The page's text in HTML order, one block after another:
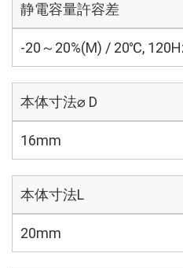
静電容量許容差
-20～20%(M) / 20℃,
本体寸法⌀ D
16mm
本体寸法L
20mm